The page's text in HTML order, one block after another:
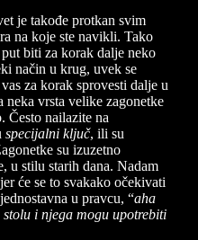
je takođe protkan svim
na koje ste navikli. Tako
biti za korak dalje neko
način u krug, uvek se
za korak sprovesti dalje u
neka vrsta velike zagonetke
Često nailazite na
specijalni ključ, ili su
su izuzetno
u stilu starih dana. Nadam
će se to svakako očekivati
u pravcu, “aha
i njega mogu upotrebiti